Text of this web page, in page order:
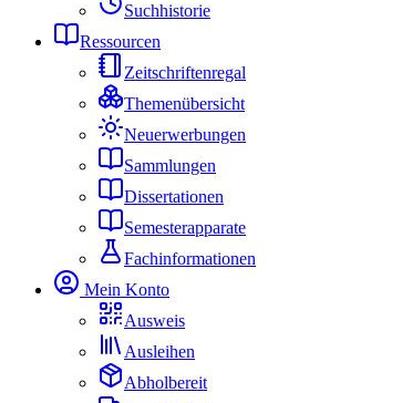
Suchhistorie
Ressourcen
Zeitschriftenregal
Themenübersicht
Neuerwerbungen
Sammlungen
Dissertationen
Semesterapparate
Fachinformationen
Mein Konto
Ausweis
Ausleihen
Abholbereit